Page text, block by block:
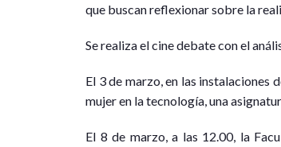
que buscan reflexionar sobre la
Se realiza el cine debate con el
El 3 de marzo, en las instalaciones
mujer en la tecnología, una
El 8 de marzo, a las 12.00, la